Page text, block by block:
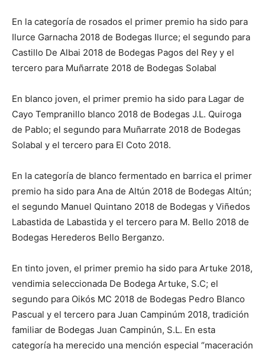
En la categoría de rosados el primer premio ha sido para
Ilurce Garnacha 2018 de Bodegas Ilurce; el segundo para
Castillo De Albai 2018 de Bodegas Pagos del Rey y el
tercero para Muñarrate 2018 de Bodegas Solabal
En blanco joven, el primer premio ha sido para Lagar de
Cayo Tempranillo blanco 2018 de Bodegas J.L. Quiroga
de Pablo; el segundo para Muñarrate 2018 de Bodegas
Solabal y el tercero para El Coto 2018.
En la categoría de blanco fermentado en barrica el primer
premio ha sido para Ana de Altún 2018 de Bodegas Altún;
el segundo Manuel Quintano 2018 de Bodegas y Viñedos
Labastida de Labastida y el tercero para M. Bello 2018 de
Bodegas Herederos Bello Berganzo.
En tinto joven, el primer premio ha sido para Artuke 2018,
vendimia seleccionada De Bodega Artuke, S.C; el
segundo para Oikós MC 2018 de Bodegas Pedro Blanco
Pascual y el tercero para Juan Campinúm 2018, tradición
familiar de Bodegas Juan Campinún, S.L. En esta
categoría ha merecido una mención especial “maceración